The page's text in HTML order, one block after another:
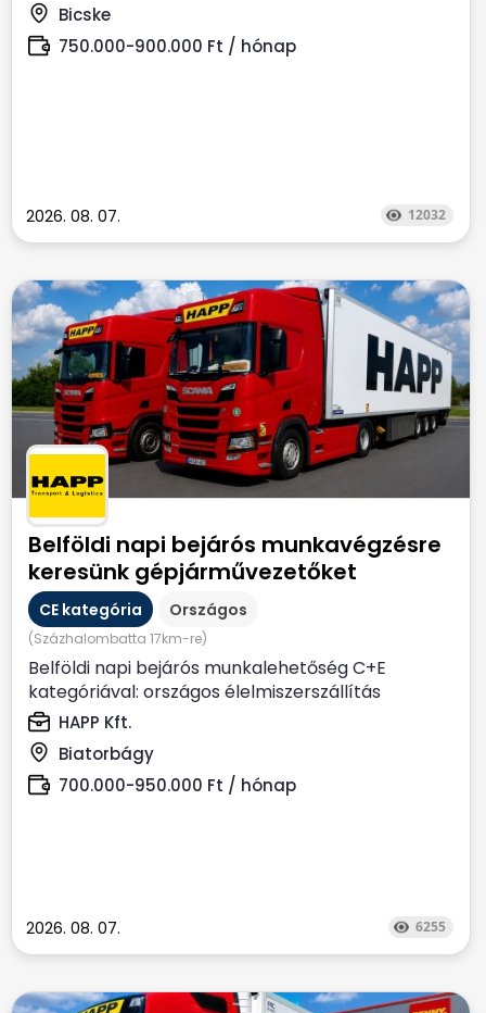
Bicske
750.000-900.000 Ft / hónap
2026. 08. 07. 12032
Belföldi napi bejárós munkavégzésre
keresünk gépjárművezetőket
CE kategória Országos
(Százhalombatta 17km-re)
Belföldi napi bejárós munkalehetőség C+E
kategóriával: országos élelmiszerszállítás
Biatorbágyi...
HAPP Kft.
Biatorbágy
700.000-950.000 Ft / hónap
2026. 08. 07. 6255